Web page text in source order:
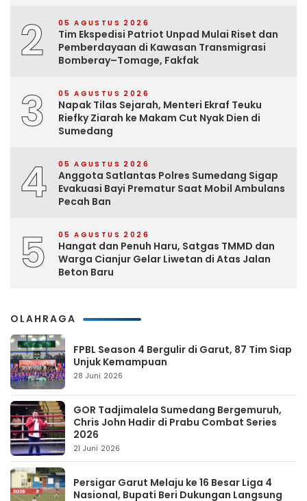
2 05 AGUSTUS 2026
Tim Ekspedisi Patriot Unpad Mulai Riset dan
Pemberdayaan di Kawasan Transmigrasi
Bomberay–Tomage, Fakfak
3 05 AGUSTUS 2026
Napak Tilas Sejarah, Menteri Ekraf Teuku
Riefky Ziarah ke Makam Cut Nyak Dien di
Sumedang
4 05 AGUSTUS 2026
Anggota Satlantas Polres Sumedang Sigap
Evakuasi Bayi Prematur Saat Mobil Ambulans
Pecah Ban
5 05 AGUSTUS 2026
Hangat dan Penuh Haru, Satgas TMMD dan
Warga Cianjur Gelar Liwetan di Atas Jalan
Beton Baru
OLAHRAGA
FPBL Season 4 Bergulir di Garut, 87 Tim Siap
Unjuk Kemampuan
28 Juni 2026
GOR Tadjimalela Sumedang Bergemuruh,
Chris John Hadir di Prabu Combat Series
2026
21 Juni 2026
Persigar Garut Melaju ke 16 Besar Liga 4
Nasional, Bupati Beri Dukungan Langsung